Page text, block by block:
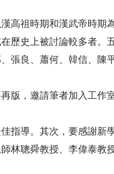
祖時期和漢武帝時期
歷史上被討論較多者。
張良、蕭何、韓信、陳
，邀請筆者加入工作
導。其次，要感謝新
林聰舜教授、李偉泰教